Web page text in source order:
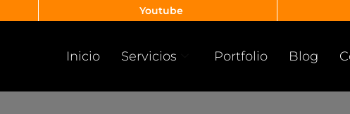
Youtube
Inicio Servicios Portfolio Blog